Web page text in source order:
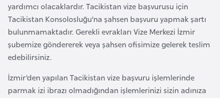
yardımcı olacaklardır. Tacikistan vize başvurusu için
Tacikistan Konsolosluğu’na şahsen başvuru yapmak şartı
bulunmamaktadır. Gerekli evrakları Vize Merkezi İzmir
şubemize göndererek veya şahsen ofisimize gelerek teslim
edebilirsiniz.
İzmir’den yapılan Tacikistan vize başvuru işlemlerinde
parmak izi ibrazı olmadığından işlemlerinizi sizin adınıza
B
e
l
u
s